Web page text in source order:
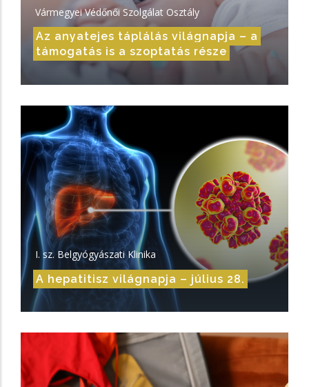
Vármegyei Védőnői Szolgálat Osztály
Az anyatejes táplálás világnapja – a
támogatás is a szoptatás része
I. sz. Belgyógyászati Klinika
A hepatitisz világnapja – július 28.